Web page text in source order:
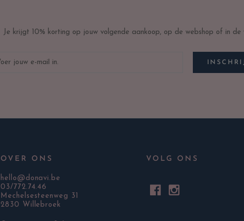
Je krijgt 10% korting op jouw volgende aankoop, op de webshop of in de
OVER ONS
hello@donavi.be
03/772.74.46
Mechelsesteenweg 31
2830 Willebroek
VOLG ONS